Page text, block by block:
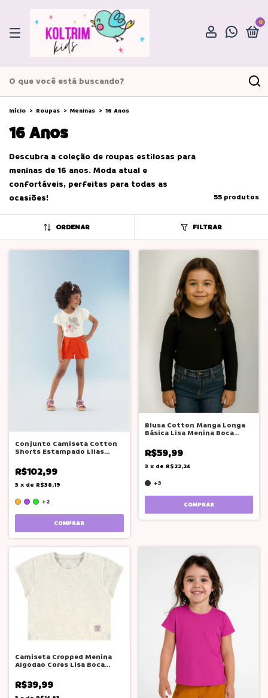
0
Início > Roupas > Meninas > 16 Anos
16 Anos
Descubra a coleção de roupas estilosas para
meninas de 16 anos. Moda atual e
confortáveis, perfeitas para todas as
ocasiões!
55 produtos
ORDENAR FILTRAR
Conjunto Camiseta Cotton
Shorts Estampado Lilas
R$102,99
3 x de R$38,19
+2
COMPRAR
Blusa Cotton Manga Longa
Básica Lisa Menina Boca
R$59,99
3 x de R$22,24
+3
COMPRAR
Camiseta Cropped Menina
Algodao Cores Lisa Boca
R$39,99